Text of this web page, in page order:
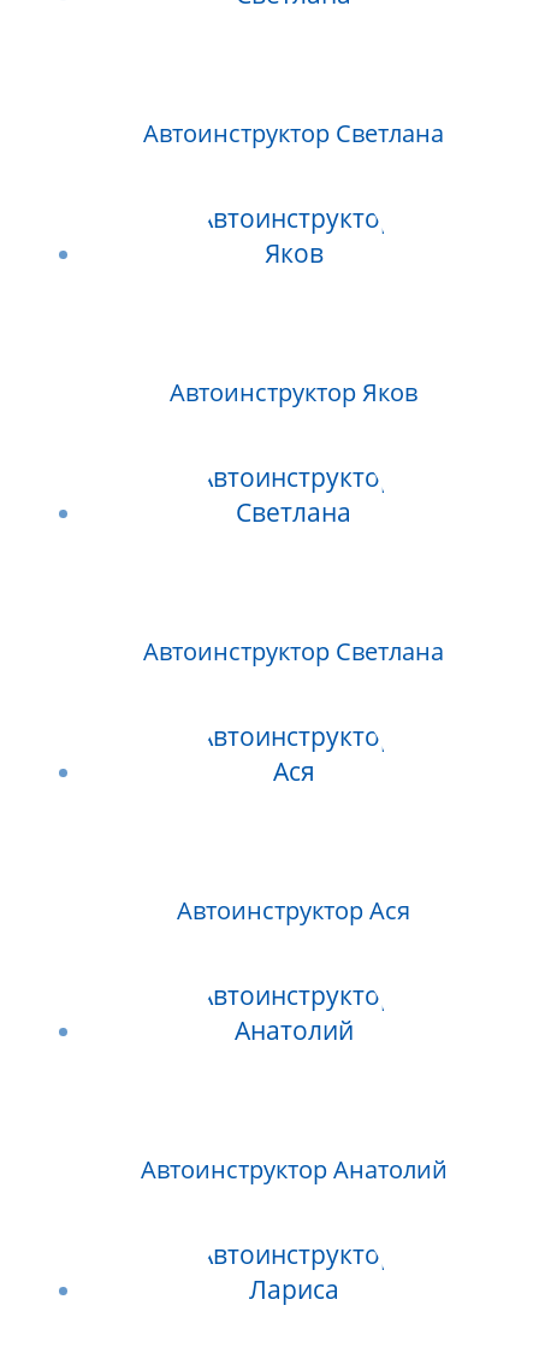
Автоинструктор Светлана
Автоинструктор Яков
Автоинструктор Светлана
Автоинструктор Ася
Автоинструктор Анатолий